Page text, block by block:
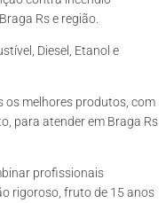
Rs e região.
Diesel, Etanol e
os melhores produtos, com
para atender em Braga Rs
profissionais
rigoroso, fruto de 15 anos